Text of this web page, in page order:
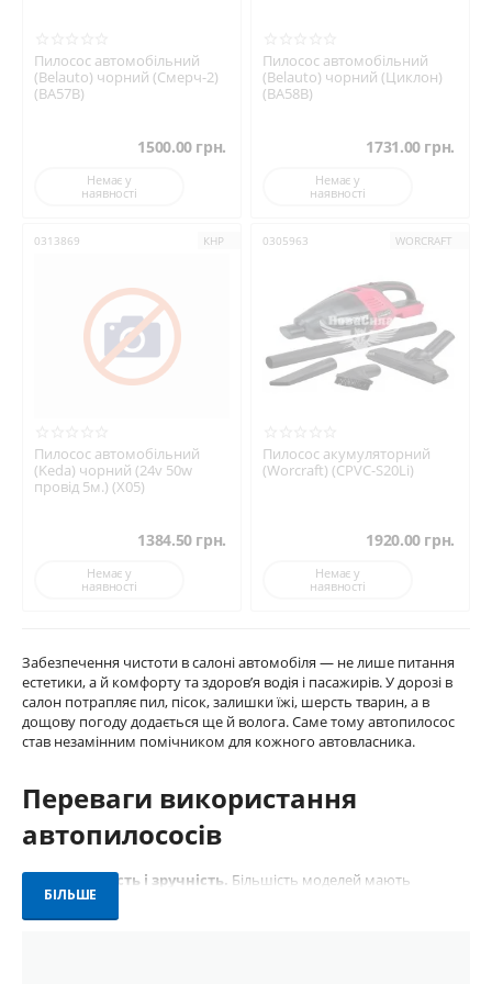
Пилосос автомобільний
(Belauto) чорний (Смерч-2)
(BA57B)
1500.00 грн.
Немає у
наявності
Пилосос автомобільний
(Belauto) чорний (Циклон)
(BA58B)
1731.00 грн.
Немає у
наявності
0313869 КНР
Пилосос автомобільний
(Keda) чорний (24v 50w
провід 5м.) (X05)
1384.50 грн.
Немає у
наявності
0305963 WORCRAFT
Пилосос акумуляторний
(Worcraft) (CPVC-S20Li)
1920.00 грн.
Немає у
наявності
Забезпечення чистоти в салоні автомобіля — не лише питання
естетики, а й комфорту та здоров’я водія і пасажирів. У дорозі в
салон потрапляє пил, пісок, залишки їжі, шерсть тварин, а в
дощову погоду додається ще й волога. Саме тому автопилосос
став незамінним помічником для кожного автовласника.
Переваги використання
автопилососів
1. Компактність і зручність. Більшість моделей мають
компактні розміри, зручні ручки та довгі кабелі або працюють
від акумулятора. Це дозволяє легко дістатися до важкодоступних
БІЛЬШЕ